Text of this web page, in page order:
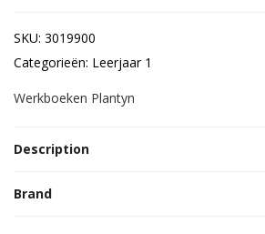
Wachtwoord vergeten?
SKU: 3019900
Categorieën: Leerjaar 1
Werkboeken Plantyn
Description
Brand